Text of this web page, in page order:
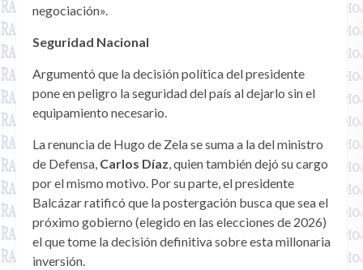
negociación».
Seguridad Nacional
Argumentó que la decisión política del presidente
pone en peligro la seguridad del país al dejarlo sin el
equipamiento necesario.
La renuncia de Hugo de Zela se suma a la del ministro
de Defensa, Carlos Díaz, quien también dejó su cargo
por el mismo motivo. Por su parte, el presidente
Balcázar ratificó que la postergación busca que sea el
próximo gobierno (elegido en las elecciones de 2026)
el que tome la decisión definitiva sobre esta millonaria
inversión.